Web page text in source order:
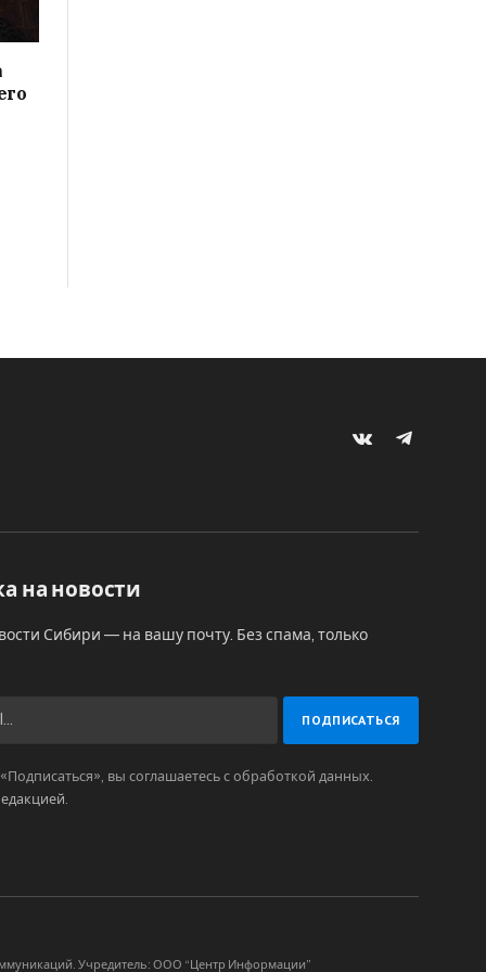
VKontakteTelegram
на новости
Сибири — на вашу почту. Без спама, только
вы соглашаетесь с обработкой данных.
Учредитель: ООО “Центр Информации”